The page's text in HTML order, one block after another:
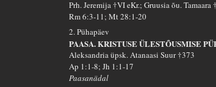
Prh. Jeremija †VI eKr.; Gruusia õu.
Rm 6:3-11; Mt 28:1-20
2. Pühapäev
PAASA. KRISTUSE ÜLESTÕUSMISE
Aleksandria üpsk. Atanaasi Suur †373
Ap 1:1-8; Jh 1:1-17
Paasanädal